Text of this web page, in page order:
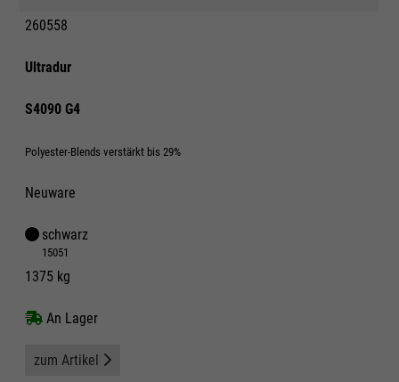
260558
Ultradur
S4090 G4
Polyester-Blends verstärkt bis 29%
Neuware
schwarz
15051
1375 kg
An Lager
zum Artikel